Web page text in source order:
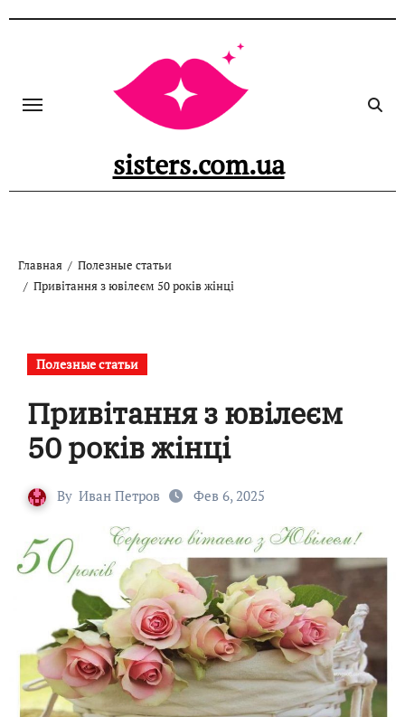
sisters.com.ua
Главная
Полезные статьи
Привітання з ювілеєм 50 років жінці
Полезные статьи
Привітання з ювілеєм
50 років жінці
By Иван Петров Фев 6, 2025